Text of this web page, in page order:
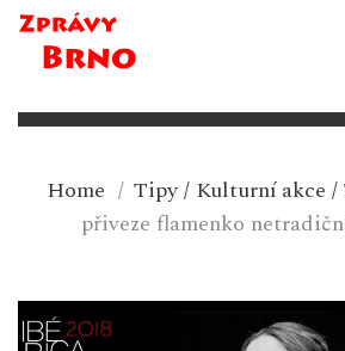
Home / Tipy/ Kulturní akce /
přiveze flamenko